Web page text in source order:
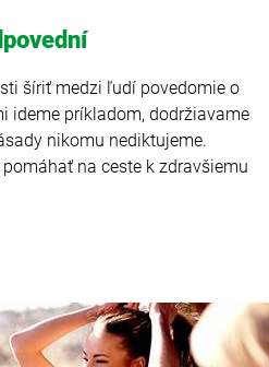
šíriť medzi ľudí povedomie o
ideme príkladom, dodržiavame
nikomu nediktujeme.
na ceste k zdravšiemu